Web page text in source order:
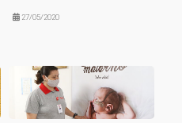
27/05/2020